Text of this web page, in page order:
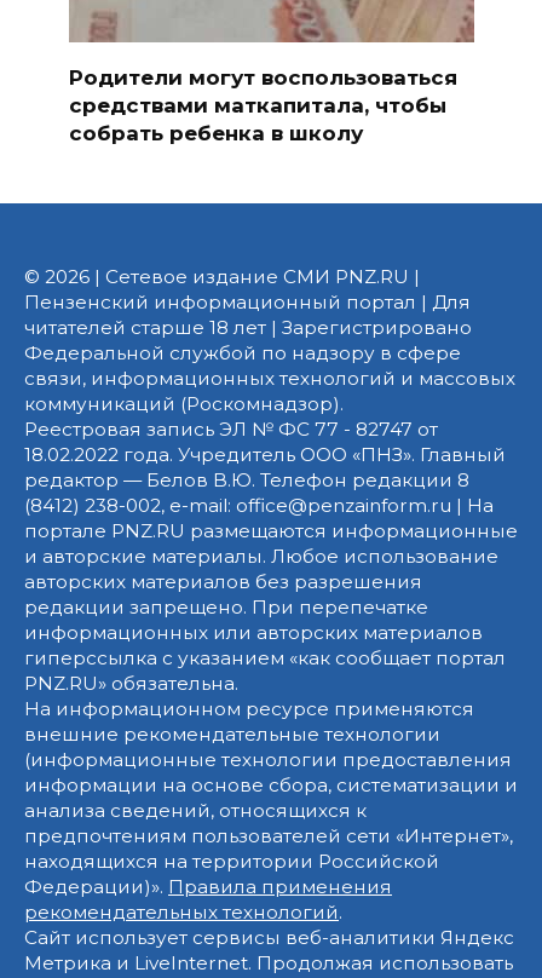
Родители могут воспользоваться
средствами маткапитала, чтобы
собрать ребенка в школу
© 2026 | Сетевое издание СМИ PNZ.RU |
Пензенский информационный портал | Для
читателей старше 18 лет | Зарегистрировано
Федеральной службой по надзору в сфере
связи, информационных технологий и массовых
коммуникаций (Роскомнадзор).
Реестровая запись ЭЛ № ФС 77 - 82747 от
18.02.2022 года. Учредитель ООО «ПНЗ». Главный
редактор — Белов В.Ю. Телефон редакции 8
(8412) 238-002, e-mail: office@penzainform.ru | На
портале PNZ.RU размещаются информационные
и авторские материалы. Любое использование
авторских материалов без разрешения
редакции запрещено. При перепечатке
информационных или авторских материалов
гиперссылка с указанием «как сообщает портал
PNZ.RU» обязательна.
На информационном ресурсе применяются
внешние рекомендательные технологии
(информационные технологии предоставления
информации на основе сбора, систематизации и
анализа сведений, относящихся к
предпочтениям пользователей сети «Интернет»,
находящихся на территории Российской
Федерации)». Правила применения
рекомендательных технологий.
Сайт использует сервисы веб-аналитики Яндекс
Метрика и LiveInternet. Продолжая использовать